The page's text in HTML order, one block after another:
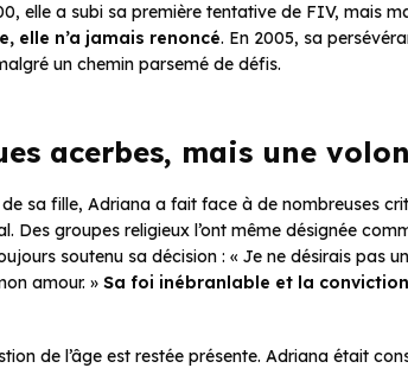
elle a subi sa première tentative de FIV, mais
elle n’a jamais renoncé. En 2005, sa
un chemin parsemé de défis.
acerbes, mais une
sa fille, Adriana a fait face à de nombreuses
Des groupes religieux l’ont même désignée
soutenu sa décision : « Je ne désirais pas
amour. » Sa foi inébranlable et la
de l’âge est restée présente. Adriana était